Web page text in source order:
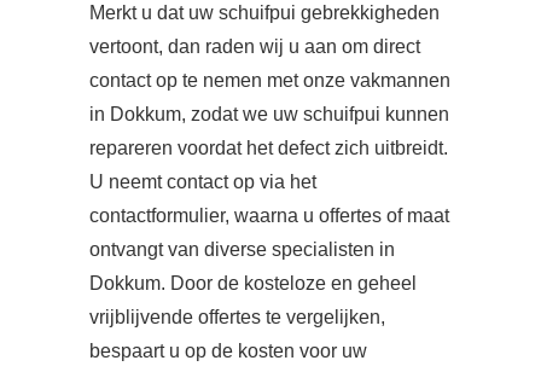
Merkt u dat uw schuifpui gebrekkigheden
vertoont, dan raden wij u aan om direct
contact op te nemen met onze vakmannen
in Dokkum, zodat we uw schuifpui kunnen
repareren voordat het defect zich uitbreidt.
U neemt contact op via het
contactformulier, waarna u offertes of maat
ontvangt van diverse specialisten in
Dokkum. Door de kosteloze en geheel
vrijblijvende offertes te vergelijken,
bespaart u op de kosten voor uw